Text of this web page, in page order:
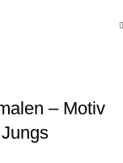
– Motiv